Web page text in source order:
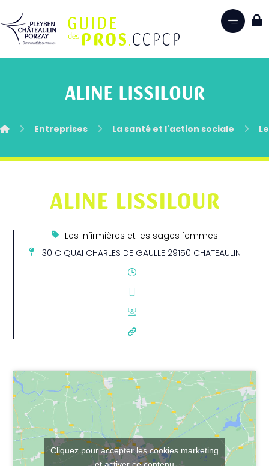
ALINE LISSILOUR
Entreprises La santé et l'action sociale
ALINE LISSILOUR
Les infirmières et les sages femmes
30 C QUAI CHARLES DE GAULLE 29150 CHATEAULIN
Cliquez pour accepter les cookies marketing